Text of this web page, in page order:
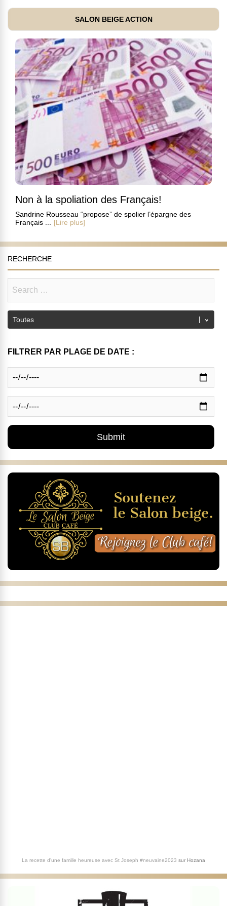
SALON BEIGE ACTION
Non à la spoliation des Français!
Sandrine Rousseau “propose” de spolier l’épargne des
Français ...
[Lire plus]
RECHERCHE
FILTRER PAR PLAGE DE DATE :
La recette d'une famille heureuse avec St Joseph #neuvaine2023 sur Hozana